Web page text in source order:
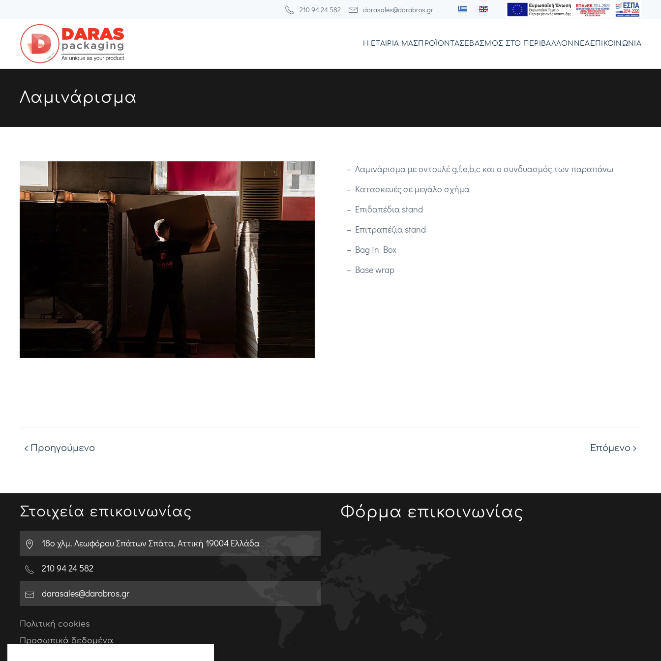
Skip to main content
210 94 24 582 darasales@darabros.gr
Η ΕΤΑΙΡΙΑ ΜΑΣ ΠΡΟΪΟΝΤΑΣΕΒΑΣΜΟΣ ΣΤΟ ΠΕΡΙΒΑΛΛΟΝ ΝΕΑ ΕΠΙΚΟΙΝΩΝΙΑ
Λαμινάρισμα
Λαμινάρισμα με οντουλέ g,f,e,b,c και ο συνδυασμός των παραπάνω
Κατασκευές σε μεγάλο σχήμα
Επιδαπέδια stand
Επιτραπέζια stand
Bag in Box
Base wrap
Προηγούμενο Επόμενο
Στοιχεία επικοινωνίας
18o χλμ. Λεωφόρου Σπάτων Σπάτα, Αττική 19004 Ελλάδα
210 94 24 582
darasales@darabros.gr
Πολιτική cookies
Προσωπικά δεδομένα
Φόρμα επικοινωνίας